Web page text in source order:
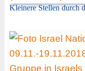
Kleinere Stellen durch